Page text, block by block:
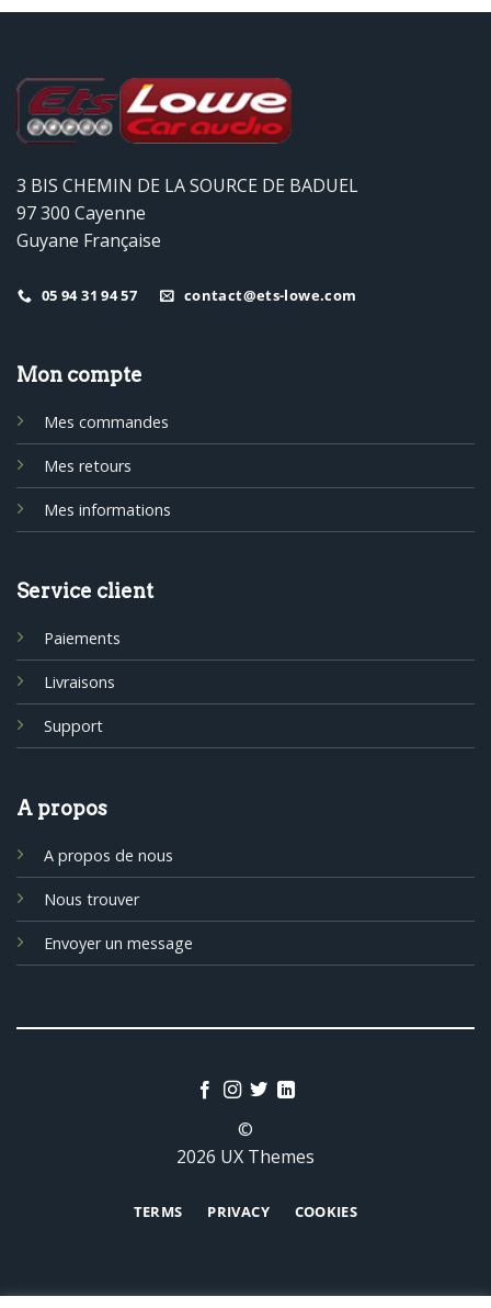
3 BIS CHEMIN DE LA SOURCE DE BADUEL
97 300 Cayenne
Guyane Française
05 94 31 94 57 contact@ets-lowe.com
Mon compte
Mes commandes
Mes retours
Mes informations
Service client
Paiements
Livraisons
Support
A propos
A propos de nous
Nous trouver
Envoyer un message
©
2026 UX Themes
TERMS PRIVACY COOKIES